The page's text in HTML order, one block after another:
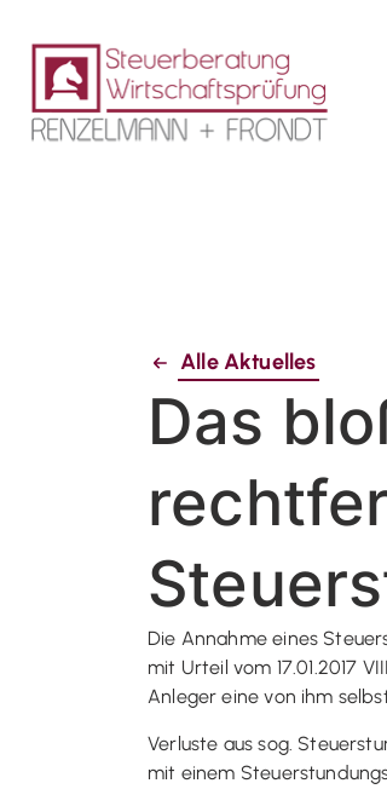
Alle Aktuelles
Das
Die Annahme eines
mit Urteil vom 17.01.2017
Anleger eine von ihm
Verluste aus sog.
mit einem